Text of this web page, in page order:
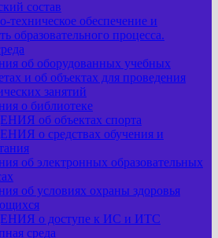
состав
техническое обеспечение и
образовательного процесса.
об оборудованных учебных
и об объектах для проведения
занятий
о библиотеке
об объектах спорта
о средствах обучения и
об электронных образовательных
об условиях охраны здоровья
о доступе к ИС и ИТС
среда